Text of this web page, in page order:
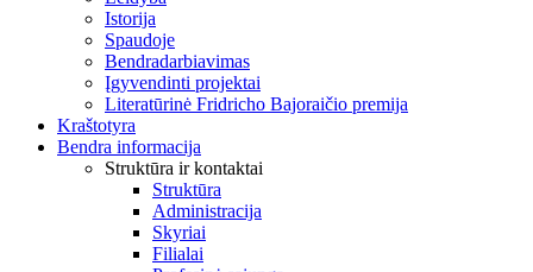
Istorija
Spaudoje
Bendradarbiavimas
Įgyvendinti projektai
Literatūrinė Fridricho Bajoraičio premija
Kraštotyra
Bendra informacija
Struktūra ir kontaktai
Struktūra
Administracija
Skyriai
Filialai